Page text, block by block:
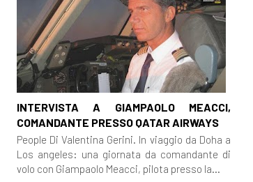
INTERVISTA A GIAMPAOLO MEACCI,
COMANDANTE PRESSO QATAR AIRWAYS
People Di Valentina Gerini. In viaggio da Doha a
Los angeles: una giornata da comandante di
volo con Giampaolo Meacci, pilota presso la...